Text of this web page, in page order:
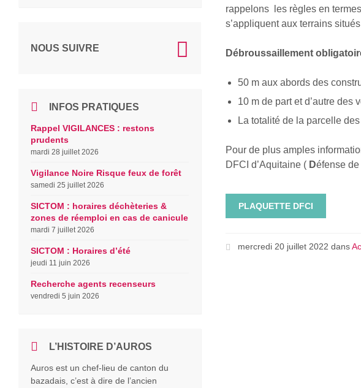
rappelons les règles en
s’appliquent aux terrains
Débroussaillement
50 m aux abords des
10 m de part et d’autre des
La totalité de la parcelle
Pour de plus amples
DFCI d’Aquitaine ( Défense de
PLAQUETTE DFCI
mercredi 20 juillet 2022dans
NOUS SUIVRE
INFOS PRATIQUES
Rappel VIGILANCES : restons
prudents
mardi 28 juillet 2026
Vigilance Noire Risque feux de forêt
samedi 25 juillet 2026
SICTOM : horaires déchèteries &
zones de réemploi en cas de canicule
mardi 7 juillet 2026
SICTOM : Horaires d’été
jeudi 11 juin 2026
Recherche agents recenseurs
vendredi 5 juin 2026
L’HISTOIRE D’AUROS
Auros est un chef-lieu de canton du
bazadais, c’est à dire de l’ancien